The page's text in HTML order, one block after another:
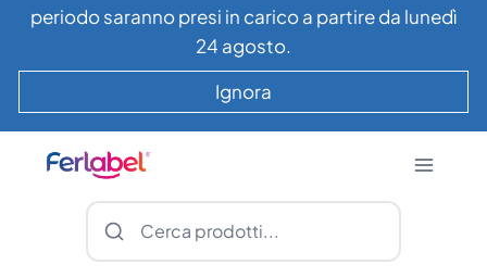
periodo saranno presi in carico a partire da lunedì
24 agosto.
Ignora